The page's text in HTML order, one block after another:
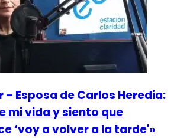
– Esposa de Carlos Heredia:
mi vida y siento que
‘voy a volver a la tarde'»